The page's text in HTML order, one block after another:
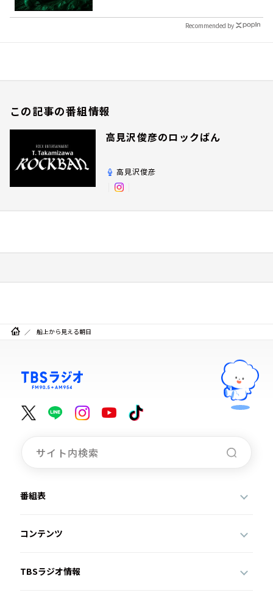
Recommended by
この記事の番組情報
高見沢俊彦のロックばん
高見沢俊彦
船上から見える朝日
番組表
コンテンツ
TBSラジオ情報